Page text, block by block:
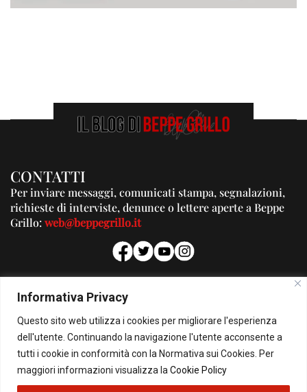
Informativa Privacy
Questo sito web utilizza i cookies per migliorare l'esperienza
dell'utente. Continuando la navigazione l'utente acconsente a
tutti i cookie in conformità con la Normativa sui Cookies. Per
maggiori informazioni visualizza la Cookie Policy
CONTATTI
Per inviare messaggi, comunicati stampa, segnalazioni,
richieste di interviste, denunce o lettere aperte a Beppe
Grillo:web@beppegrillo.it
PUBBLICITA'
Per la tua pubblicità su questo Blog:
pubblicita@beppegrillo.it